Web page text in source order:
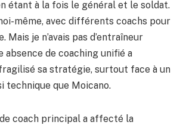
étant à la fois le général et le soldat.
même, avec différents coachs pour
Mais je n’avais pas d’entraîneur
absence de coaching unifié a
sa stratégie, surtout face à un
technique que Moicano.
de coach principal a affecté la